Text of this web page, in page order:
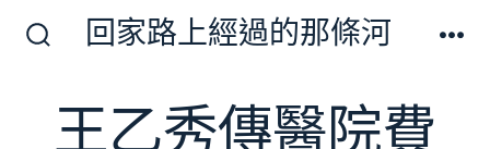
切
回家路上經過的那條河
王乙秀傳醫院費